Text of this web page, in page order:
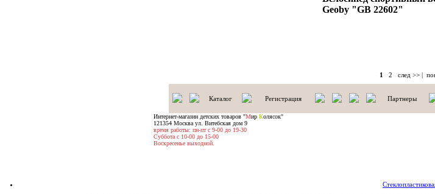
Geoby "GB 22602"
1 2 след >> |
Каталог Регистрация Партнеры
Интернет-магазин детских товаров "Мир Колясок"
121354 Москва ул. Витебская дом 9
время работы: пн-пт с 9-00 до 19-30
Суббота с 10-00 до 15-00
Воскресенье выходной.